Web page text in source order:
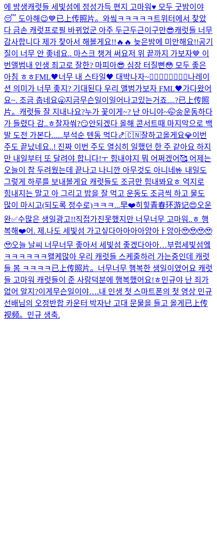
에 방생캐럿들 세빛섬에 정성가득 편지 고마워♥️ 모두 굿밤이야
😴 도아해😉💙已上传照片。 와앀ㅋㅋㅋㅋㅋ트위터에서 찾았
다 금손 캐럿프로필 바뀌었군 아주 두근두근이구만😎캐럿들 너무
감사합니다 제가 찾아서 해볼게요!!🔥🔥 늦은밤에 미안해요!!공기
질이 너무 안 좋네요.. 마스크 챙겨 써요저 위 끝까지 가보자🤎 이
번앨범내 인생 최고로 잘한? 마피아😎 심장 터질뻔😳 모두 좋은
아침 ㅎㅎFML🖤너무 내 스타일🖤 대박나자~❤️‍🔥❤️‍🔥❤️‍🔥❤️‍🔥나레이
션 의미가 너무 좋지? 기대된다 우리 앨범가보자 FML🖤가다왔어
요~. 조금 춥네요🥱지금무슨일이일어나고있는거죠....?已上传照
片。 캐럿들 잘 지내나요?누가 꽃이게~? 난 아니야~🤭🌼운동하다
가 들렸다 감..ㅎ잘자쒀?😏안되겠다 올해 콘서트때 마지막으로 백
발 도전 가본다......부석순 텐동 먹다🍤🇨🇳잘하고올게요💎이번
주도 끝났네요..! 진짜 이번 주도 열심히 일했던 한 주 같아요 하지
만 내일부터 또 달려야 합니다!ㅜ 힘내야지 뭐 어쩌겠어🥰 어제는
오늘이 참 두려웠는데 끝나고 나니깐 아무것도 아니네🤟 내일도
그렇게 하루를 보내볼게요 캐럿들도 조금만 힘내봐요ㅎ 억지로
힘내지는 말고 아 그리고 밥을 잘 먹고 운동도 조금씩 하고 물도
많이 마시고(되도록 정수로)ㅋㅋㅋ...早❤️히힣青春环游记😍오운
완✅수많은 생일광고!!직접가진못했지만 너무너무 고마워..ㅎ 행
복해❤️어. 제.나도 세빛섬 가고싶다아아아아앙아ㅏ앙아🥹🥹🥹🥹
🥹오늘 날씨 너무너무 좋아서 세빛섬 좋겠다아아…부럽세빛섬엨
ㅋㅋㅋㅋㅋㅋ왤케많아 우리 캐럿들 스케줄하러 가는중인데 캐럿
들 봄 ㅋㅋㅋㅋ 已上传照片。 너무너무 행복한 생일이였어요 캐럿
들 고마워 캐럿들이 준 사랑덕분에 행복했어요!ㅎ민규야 난 죄가
없어 알지?이게무슨일이야….내 인생 첫 스마트폰의 첫 영상 민규
선배님의 오정반합 카운터 박자난 고대 문물을 들고 올게 已上传
视频。 민규 생축.